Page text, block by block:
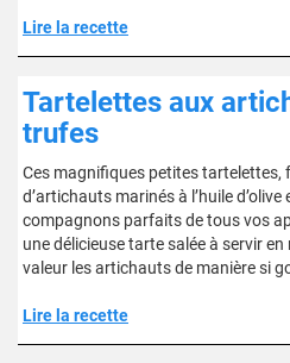
Lire la recette
Tartelettes aux
trufes
Ces magnifiques petites tartelettes,
d’artichauts marinés à l’huile d’olive
compagnons parfaits de tous vos
une délicieuse tarte salée à servir
valeur les artichauts de manière si
Lire la recette